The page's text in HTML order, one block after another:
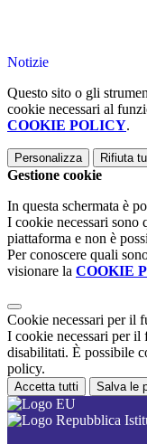
Notizie
Questo sito o gli
cookie necessari al
COOKIE POLICY.
Personalizza Rifiuta
Gestione cookie
In questa schermata è
I cookie necessari sono
piattaforma e non è
Per conoscere quali
visionare la COOKIE
Cookie necessari per il
I cookie necessari per il
disabilitati. È possibile
policy.
Accetta tutti Salva le